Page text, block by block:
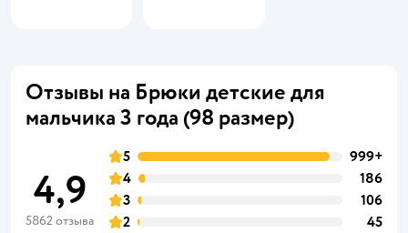
Отзывы на Брюки детские для
мальчика 3 года (98 размер)
4,9
5862 отзыва
5
999+
4
186
3
106
2
45